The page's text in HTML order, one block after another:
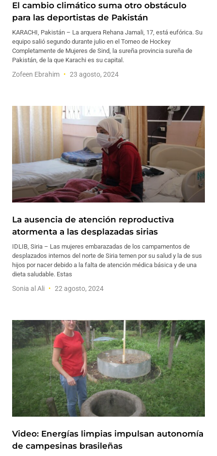
El cambio climático suma otro obstáculo
para las deportistas de Pakistán
KARACHI, Pakistán – La arquera Rehana Jamali, 17, está eufórica. Su
equipo salió segundo durante julio en el Torneo de Hockey
Completamente de Mujeres de Sind, la sureña provincia sureña de
Pakistán, de la que Karachi es su capital.
Zofeen Ebrahim 23 agosto, 2024
La ausencia de atención reproductiva
atormenta a las desplazadas sirias
IDLIB, Siria – Las mujeres embarazadas de los campamentos de
desplazados internos del norte de Siria temen por su salud y la de sus
hijos por nacer debido a la falta de atención médica básica y de una
dieta saludable. Estas
Sonia al Ali 22 agosto, 2024
Video: Energías limpias impulsan autonomía
de campesinas brasileñas